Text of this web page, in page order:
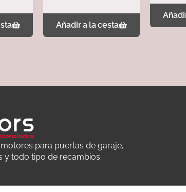
Añadir a la cesta
para puertas de garaje,
y todo tipo de recambios.